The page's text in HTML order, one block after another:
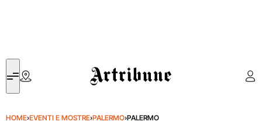
Artribune
HOME›EVENTI E MOSTRE›PALERMO›PALERMO